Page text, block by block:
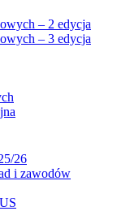
– 2 edycja
– 3 edycja
26
i zawodów